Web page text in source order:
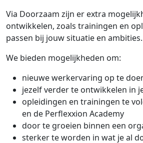
Via Doorzaam zijn er extra
ontwikkelen, zoals trainingen en
passen bij jouw situatie en ambities.
We bieden mogelijkheden om:
nieuwe werkervaring op te
jezelf verder te ontwikkelen in
opleidingen en trainingen te
en de Perflexxion Academy
door te groeien binnen een
sterker te worden in wat je al